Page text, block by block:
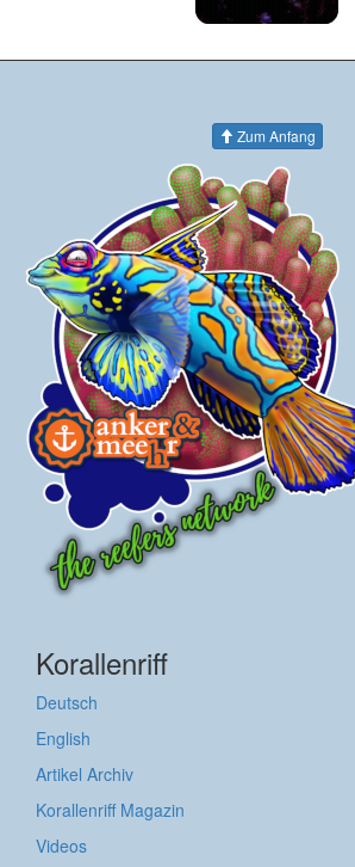
Zum Anfang
Korallenriff
Deutsch
English
Artikel Archiv
Korallenriff Magazin
Videos